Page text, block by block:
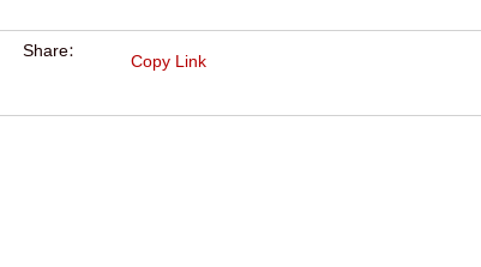
Share: Copy Link